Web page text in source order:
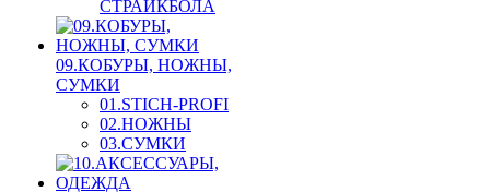
СТРАЙКБОЛА
09.КОБУРЫ, НОЖНЫ,
СУМКИ
01.STICH-PROFI
02.НОЖНЫ
03.СУМКИ